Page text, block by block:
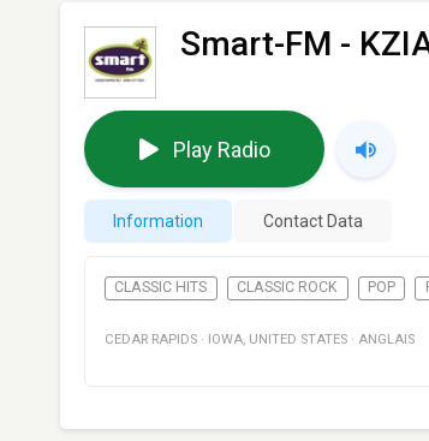
Smart-FM -
Play Radio
Information Contact Data
CLASSIC HITS CLASSIC ROCK POP
CEDAR RAPIDS · IOWA, UNITED STATES · ANGLAIS